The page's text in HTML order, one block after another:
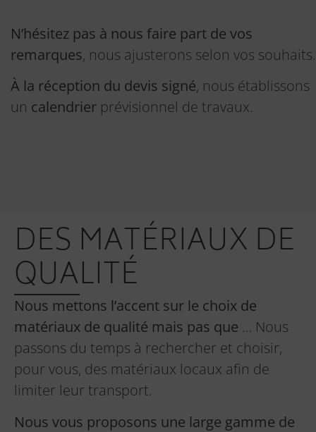
N’hésitez pas à nous faire part de vos
remarques, nous ajusterons selon vos souhaits.
À la réception du devis signé, nous établissons
un calendrier prévisionnel de travaux.
DES MATÉRIAUX DE
QUALITÉ
Nous mettons l’accent sur le choix de
matériaux de qualité mais pas que … Nous
passons du temps à rechercher et choisir,
pour vous, des matériaux locaux afin de
limiter leur transport.
Nous vous proposons une large gamme de